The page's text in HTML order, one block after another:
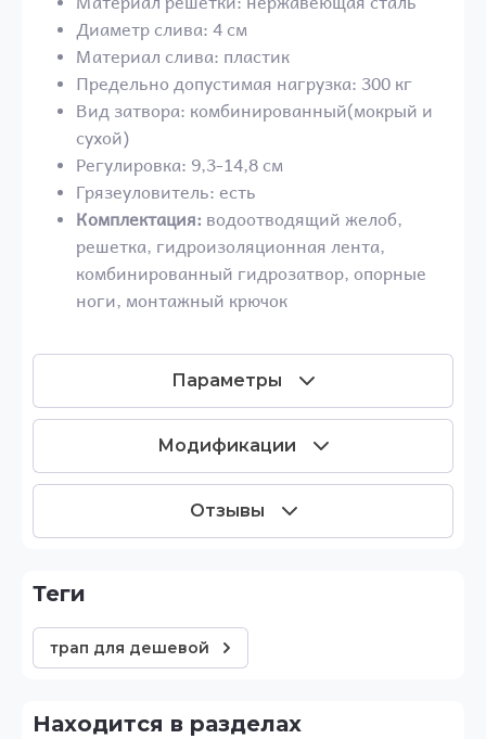
Диаметр слива: 4 см
Материал слива: пластик
Предельно допустимая нагрузка: 300 кг
Вид затвора: комбинированный(мокрый и
сухой)
Регулировка: 9,3-14,8 см
Грязеуловитель: есть
Комплектация:водоотводящий желоб,
решетка, гидроизоляционная лента,
комбинированный гидрозатвор, опорные
ноги, монтажный крючок
Параметры
Модификации
Отзывы
теги
трап для дешевой
Находится в разделах